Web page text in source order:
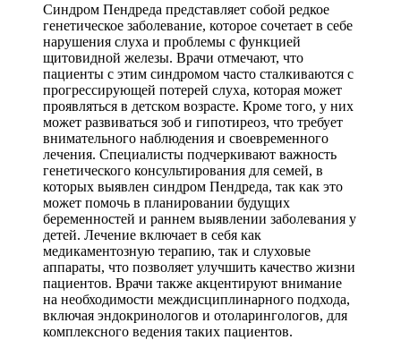
Синдром Пендреда представляет собой редкое
генетическое заболевание, которое сочетает в себе
нарушения слуха и проблемы с функцией
щитовидной железы. Врачи отмечают, что
пациенты с этим синдромом часто сталкиваются с
прогрессирующей потерей слуха, которая может
проявляться в детском возрасте. Кроме того, у них
может развиваться зоб и гипотиреоз, что требует
внимательного наблюдения и своевременного
лечения. Специалисты подчеркивают важность
генетического консультирования для семей, в
которых выявлен синдром Пендреда, так как это
может помочь в планировании будущих
беременностей и раннем выявлении заболевания у
детей. Лечение включает в себя как
медикаментозную терапию, так и слуховые
аппараты, что позволяет улучшить качество жизни
пациентов. Врачи также акцентируют внимание
на необходимости междисциплинарного подхода,
включая эндокринологов и отоларингологов, для
комплексного ведения таких пациентов.